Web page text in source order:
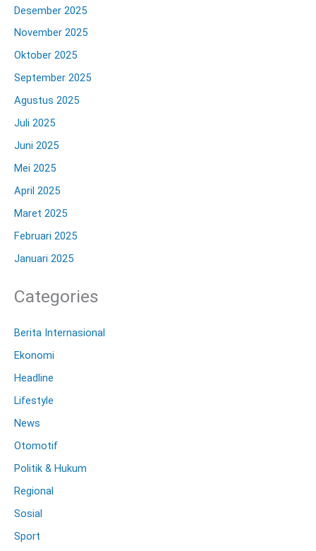
Desember 2025
November 2025
Oktober 2025
September 2025
Agustus 2025
Juli 2025
Juni 2025
Mei 2025
April 2025
Maret 2025
Februari 2025
Januari 2025
Categories
Berita Internasional
Ekonomi
Headline
Lifestyle
News
Otomotif
Politik & Hukum
Regional
Sosial
Sport